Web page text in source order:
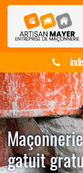
gatuit